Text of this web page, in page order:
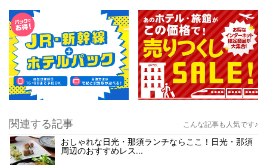
関連する記事 こんな記事も人気です♪
おしゃれな日光・那須ランチならここ！日光・那須
周辺のおすすめレス...